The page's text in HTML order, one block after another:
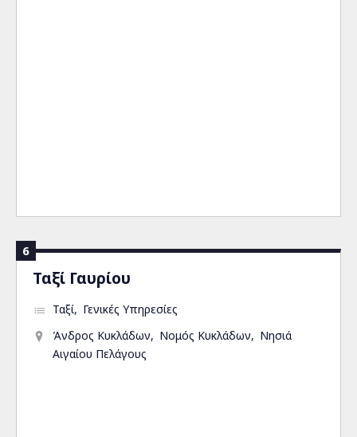
6
Ταξί Γαυρίου
Ταξί
Γενικές Υπηρεσίες
Άνδρος Κυκλάδων
Νομός Κυκλάδων
Νησιά
Αιγαίου Πελάγους